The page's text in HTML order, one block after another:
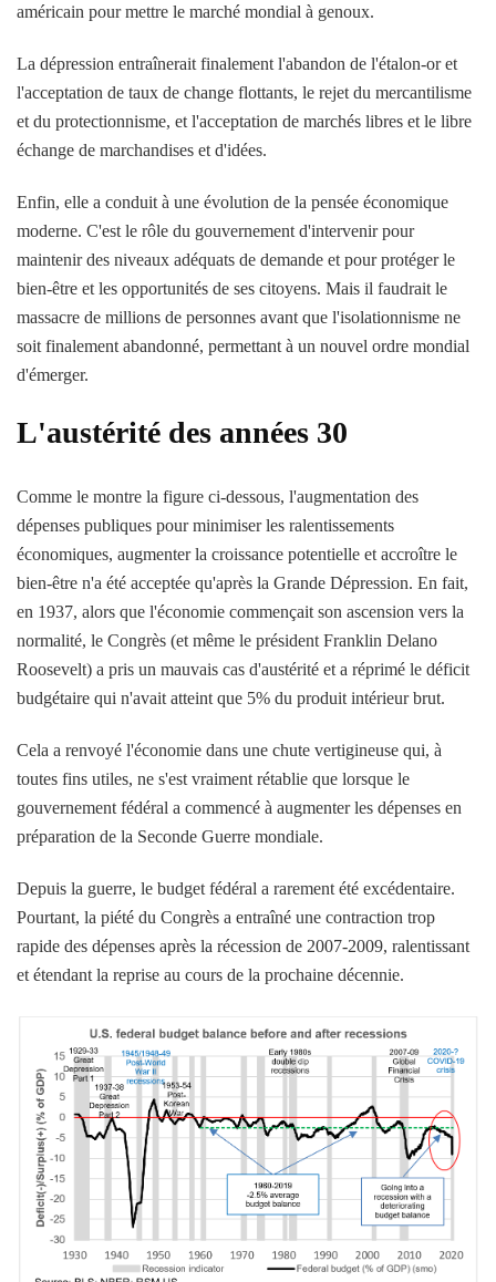
américain pour mettre le marché mondial à genoux.
La dépression entraînerait finalement l'abandon de l'étalon-or et
l'acceptation de taux de change flottants, le rejet du mercantilisme
et du protectionnisme, et l'acceptation de marchés libres et le libre
échange de marchandises et d'idées.
Enfin, elle a conduit à une évolution de la pensée économique
moderne. C'est le rôle du gouvernement d'intervenir pour
maintenir des niveaux adéquats de demande et pour protéger le
bien-être et les opportunités de ses citoyens. Mais il faudrait le
massacre de millions de personnes avant que l'isolationnisme ne
soit finalement abandonné, permettant à un nouvel ordre mondial
d'émerger.
L'austérité des années 30
Comme le montre la figure ci-dessous, l'augmentation des
dépenses publiques pour minimiser les ralentissements
économiques, augmenter la croissance potentielle et accroître le
bien-être n'a été acceptée qu'après la Grande Dépression. En fait,
en 1937, alors que l'économie commençait son ascension vers la
normalité, le Congrès (et même le président Franklin Delano
Roosevelt) a pris un mauvais cas d'austérité et a réprimé le déficit
budgétaire qui n'avait atteint que 5% du produit intérieur brut.
Cela a renvoyé l'économie dans une chute vertigineuse qui, à
toutes fins utiles, ne s'est vraiment rétablie que lorsque le
gouvernement fédéral a commencé à augmenter les dépenses en
préparation de la Seconde Guerre mondiale.
Depuis la guerre, le budget fédéral a rarement été excédentaire.
Pourtant, la piété du Congrès a entraîné une contraction trop
rapide des dépenses après la récession de 2007-2009, ralentissant
et étendant la reprise au cours de la prochaine décennie.